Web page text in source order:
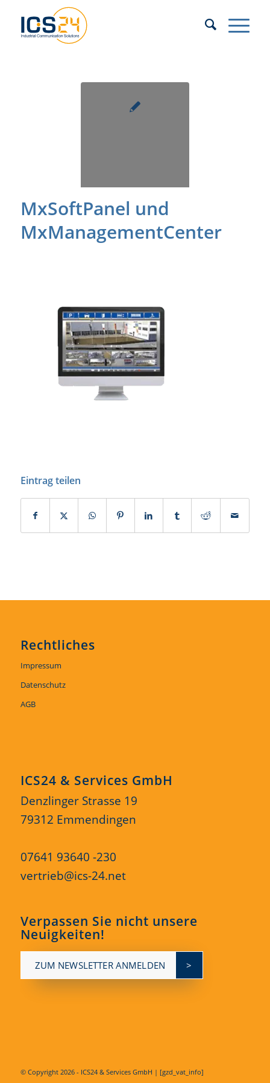
MxSoftPanel und
MxManagementCenter
Eintrag teilen
Rechtliches
Impressum
Datenschutz
AGB
ICS24 & Services GmbH
Denzlinger Strasse 19
79312 Emmendingen
07641 93640 -230
vertrieb@ics-24.net
Verpassen Sie nicht unsere
Neuigkeiten!
ZUM NEWSLETTER ANMELDEN
© Copyright 2026 - ICS24 & Services GmbH | [gzd_vat_info]